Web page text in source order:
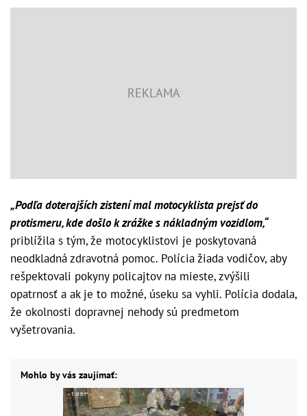
„Podľa doterajších zistení mal motocyklista prejsť do
protismeru, kde došlo k zrážke s nákladným vozidlom,“
priblížila s tým, že motocyklistovi je poskytovaná
neodkladná zdravotná pomoc. Polícia žiada vodičov, aby
rešpektovali pokyny policajtov na mieste, zvýšili
opatrnosť a ak je to možné, úseku sa vyhli. Polícia dodala,
že okolnosti dopravnej nehody sú predmetom
vyšetrovania.
Mohlo by vás zaujímať: